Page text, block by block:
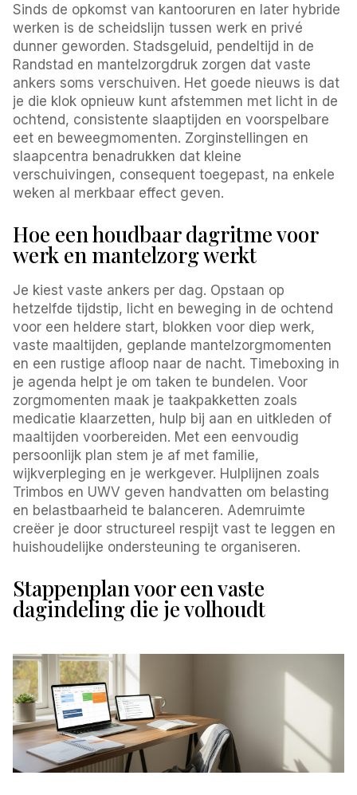
Sinds de opkomst van kantooruren en later hybride
werken is de scheidslijn tussen werk en privé
dunner geworden. Stadsgeluid, pendeltijd in de
Randstad en mantelzorgdruk zorgen dat vaste
ankers soms verschuiven. Het goede nieuws is dat
je die klok opnieuw kunt afstemmen met licht in de
ochtend, consistente slaaptijden en voorspelbare
eet en beweegmomenten. Zorginstellingen en
slaapcentra benadrukken dat kleine
verschuivingen, consequent toegepast, na enkele
weken al merkbaar effect geven.
Hoe een houdbaar dagritme voor
werk en mantelzorg werkt
Je kiest vaste ankers per dag. Opstaan op
hetzelfde tijdstip, licht en beweging in de ochtend
voor een heldere start, blokken voor diep werk,
vaste maaltijden, geplande mantelzorgmomenten
en een rustige afloop naar de nacht. Timeboxing in
je agenda helpt je om taken te bundelen. Voor
zorgmomenten maak je taakpakketten zoals
medicatie klaarzetten, hulp bij aan en uitkleden of
maaltijden voorbereiden. Met een eenvoudig
persoonlijk plan stem je af met familie,
wijkverpleging en je werkgever. Hulplijnen zoals
Trimbos en UWV geven handvatten om belasting
en belastbaarheid te balanceren. Ademruimte
creëer je door structureel respijt vast te leggen en
huishoudelijke ondersteuning te organiseren.
Stappenplan voor een vaste
dagindeling die je volhoudt